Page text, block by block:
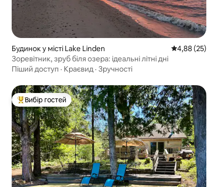
Будинок у місті Lake Linden Середня
4,88 (25)
Зоревітник, зруб біля озера: ідеальні літні дні
Піший доступ · Краєвид · Зручності
Топ вибір гостей
Вибір гостей